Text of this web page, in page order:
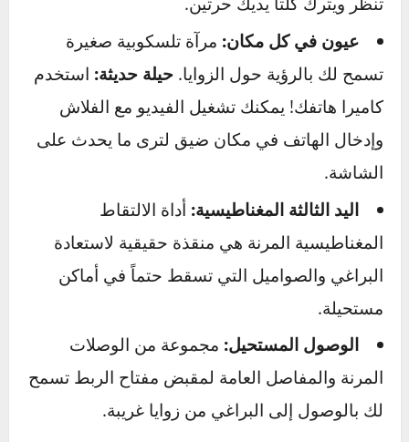
فالطرق القوي والمباشر بمطرقة على رأس
مفتاح الربط (وهو متصل بالمسمار) يمكن أن
يحاكي هذا التأثير أحياناً.
العمل في الأماكن الضيقة والمظلمة
الرؤية والوصول هما مفتاح النجاح هنا.
أضئ عالمك:استثمر في مصباح أمامي جيد.
سيغير طريقة عملك تماماً لأنه يوجه الضوء حيثما
تنظر ويترك كلتا يديك حرتين.
عيون في كل مكان:مرآة تلسكوبية صغيرة
تسمح لك بالرؤية حول الزوايا. حيلة حديثة: